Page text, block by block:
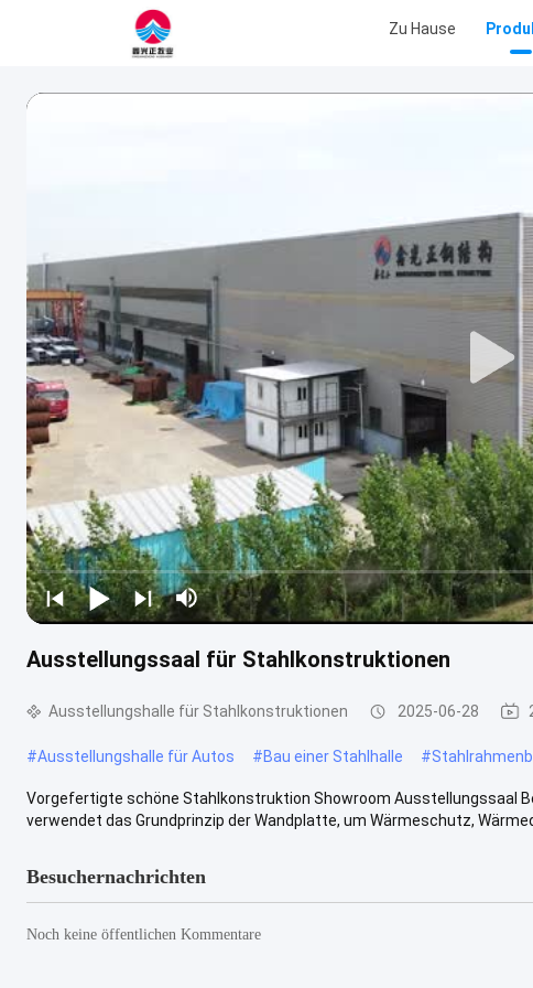
Zu Hause
Ausstellungssaal für Stahlkonstruktionen
Ausstellungshalle für Stahlkonstruktionen 2025-06-28
#Ausstellungshalle für Autos #Bau einer Stahlhalle #
Vorgefertigte schöne Stahlkonstruktion Showroom Ausstellungssaal
verwendet das Grundprinzip der Wandplatte, um Wärmeschutz,
Besuchernachrichten
Noch keine öffentlichen Kommentare